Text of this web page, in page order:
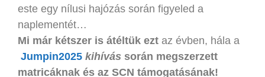
este egy nílusi hajózás során figyeled a
naplementét…
Mi már kétszer is átéltük ezt az évben, hála a
Jumpin2025 kihívás során megszerzett
matricáknak és az SCN támogatásának!